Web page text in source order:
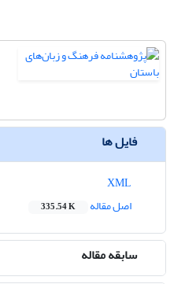
فایل ها
اصل مقاله
335.54 K
سابقه مقاله